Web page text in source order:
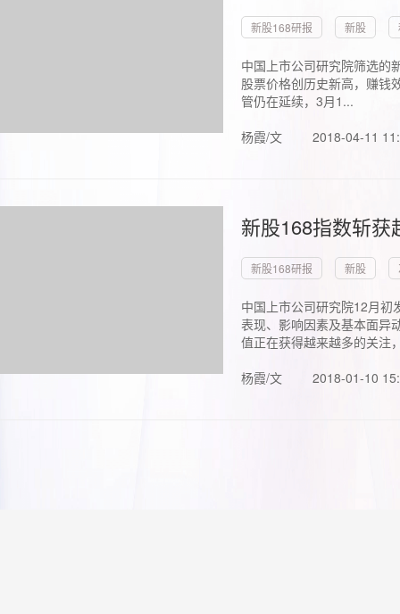
新股168研报 新股
中国上市公司研究院筛选的
股票价格创历史新高，赚钱
管仍在延续，3月1...
杨霞/文
2018-04-11
新股168指数斩
新股168研报 新股
中国上市公司研究院12月初
表现、影响因素及基本面异
值正在获得越来越多的关注
杨霞/文
2018-01-10